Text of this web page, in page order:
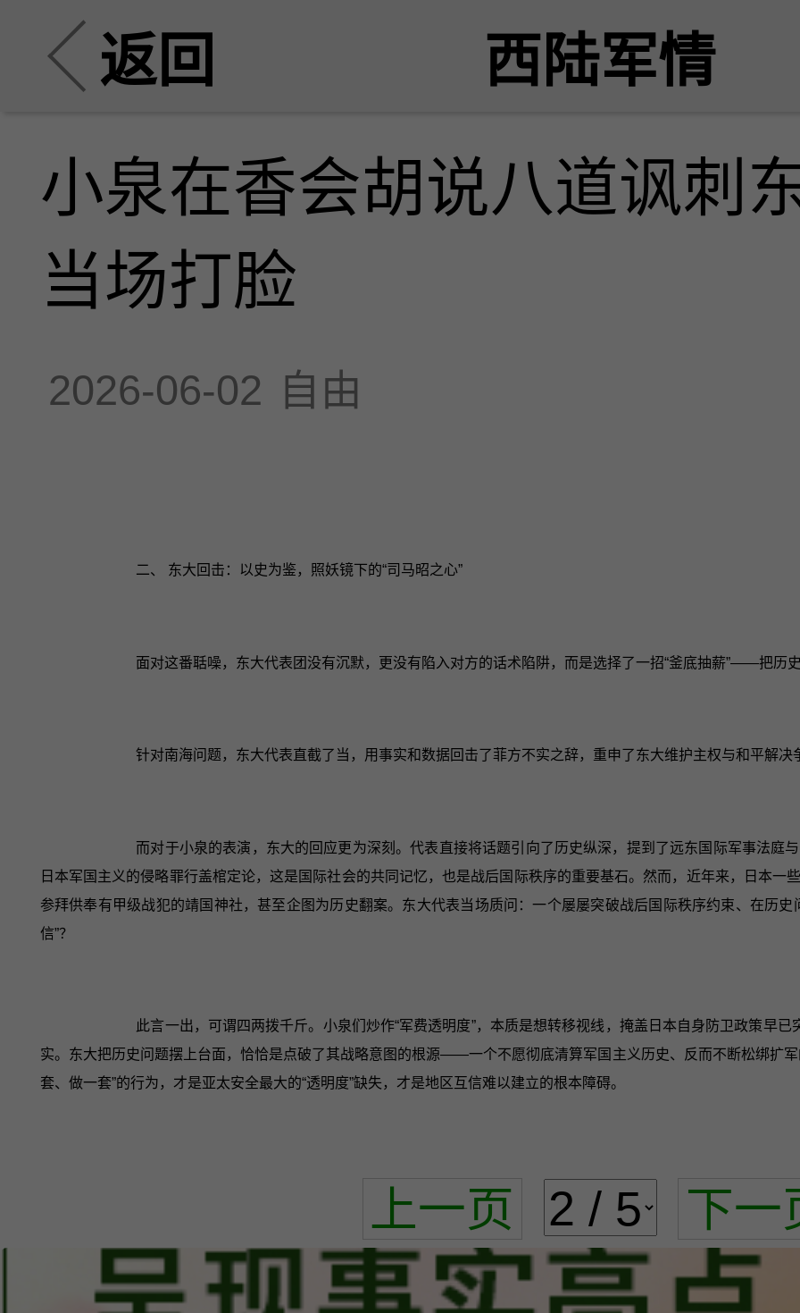
返回 西陆军情
小泉在香会胡说八道讽刺
当场打脸
2026-06-02 自由
二、 东大回击：以史为鉴，照妖镜下的“司马昭之心”‍
面对这番聒噪，东大代表团没有沉默，更没有陷入对方的话术陷阱，而是选择了一招“釜底抽薪”——把历
针对南海问题，东大代表直截了当，用事实和数据回击了菲方不实之辞，重申了东大维护主权与和平解决
而对于小泉的表演，东大的回应更为深刻。代表直接将话题引向了历史纵深，提到了远东国际军事法庭
日本军国主义的侵略罪行盖棺定论，这是国际社会的共同记忆，也是战后国际秩序的重要基石。然而，近年来，日本一
参拜供奉有甲级战犯的靖国神社，甚至企图为历史翻案。东大代表当场质问：一个屡屡突破战后国际秩序约束、在历
信”？
此言一出，可谓四两拨千斤。小泉们炒作“军费透明度”，本质是想转移视线，掩盖日本自身防卫政策早
实。东大把历史问题摆上台面，恰恰是点破了其战略意图的根源——一个不愿彻底清算军国主义历史、反而不断松绑扩
套、做一套”的行为，才是亚太安全最大的“透明度”缺失，才是地区互信难以建立的根本障碍。
上一页 下一